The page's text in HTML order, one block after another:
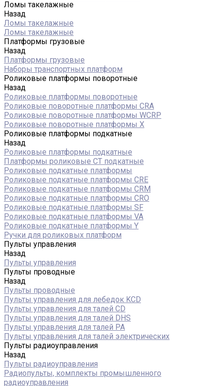
Ломы такелажные
Назад
Ломы такелажные
Ломы такелажные
Платформы грузовые
Назад
Платформы грузовые
Наборы транспортных платформ
Роликовые платформы поворотные
Назад
Роликовые платформы поворотные
Роликовые поворотные платформы CRA
Роликовые поворотные платформы WCRP
Роликовые поворотные платформы X
Роликовые платформы подкатные
Назад
Роликовые платформы подкатные
Платформы роликовые СТ подкатные
Роликовые подкатные платформы
Роликовые подкатные платформы CRE
Роликовые подкатные платформы CRM
Роликовые подкатные платформы CRO
Роликовые подкатные платформы SF
Роликовые подкатные платформы VA
Роликовые подкатные платформы Y
Ручки для роликовых платформ
Пульты управления
Назад
Пульты управления
Пульты проводные
Назад
Пульты проводные
Пульты управления для лебедок KCD
Пульты управления для талей CD
Пульты управления для талей DHS
Пульты управления для талей РА
Пульты управления для талей электрических
Пульты радиоуправления
Назад
Пульты радиоуправления
Радиопульты, комплекты промышленного
радиоуправления